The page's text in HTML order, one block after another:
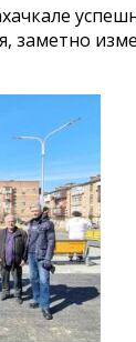
заметно